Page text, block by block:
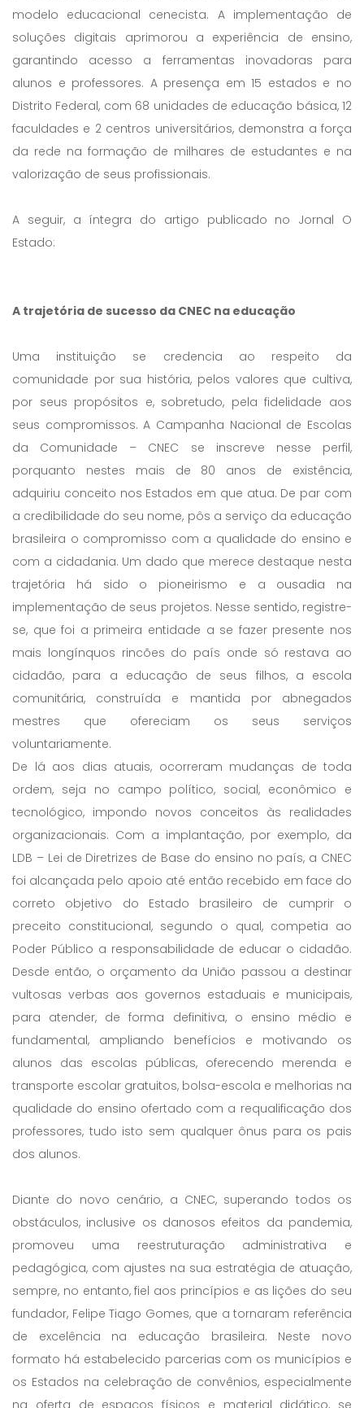
modelo educacional cenecista. A implementação de
soluções digitais aprimorou a experiência de ensino,
garantindo acesso a ferramentas inovadoras para
alunos e professores. A presença em 15 estados e no
Distrito Federal, com 68 unidades de educação básica, 12
faculdades e 2 centros universitários, demonstra a força
da rede na formação de milhares de estudantes e na
valorização de seus profissionais.
A seguir, a íntegra do artigo publicado no Jornal O
Estado:
A trajetória de sucesso da CNEC na educação
Uma instituição se credencia ao respeito da
comunidade por sua história, pelos valores que cultiva,
por seus propósitos e, sobretudo, pela fidelidade aos
seus compromissos. A Campanha Nacional de Escolas
da Comunidade – CNEC se inscreve nesse perfil,
porquanto nestes mais de 80 anos de existência,
adquiriu conceito nos Estados em que atua. De par com
a credibilidade do seu nome, pôs a serviço da educação
brasileira o compromisso com a qualidade do ensino e
com a cidadania. Um dado que merece destaque nesta
trajetória há sido o pioneirismo e a ousadia na
implementação de seus projetos. Nesse sentido, registre-
se, que foi a primeira entidade a se fazer presente nos
mais longínquos rincões do país onde só restava ao
cidadão, para a educação de seus filhos, a escola
comunitária, construída e mantida por abnegados
mestres que ofereciam os seus serviços
voluntariamente.
De lá aos dias atuais, ocorreram mudanças de toda
ordem, seja no campo político, social, econômico e
tecnológico, impondo novos conceitos às realidades
organizacionais. Com a implantação, por exemplo, da
LDB – Lei de Diretrizes de Base do ensino no país, a CNEC
foi alcançada pelo apoio até então recebido em face do
correto objetivo do Estado brasileiro de cumprir o
preceito constitucional, segundo o qual, competia ao
Poder Público a responsabilidade de educar o cidadão.
Desde então, o orçamento da União passou a destinar
vultosas verbas aos governos estaduais e municipais,
para atender, de forma definitiva, o ensino médio e
fundamental, ampliando benefícios e motivando os
alunos das escolas públicas, oferecendo merenda e
transporte escolar gratuitos, bolsa-escola e melhorias na
qualidade do ensino ofertado com a requalificação dos
professores, tudo isto sem qualquer ônus para os pais
dos alunos.
Diante do novo cenário, a CNEC, superando todos os
obstáculos, inclusive os danosos efeitos da pandemia,
promoveu uma reestruturação administrativa e
pedagógica, com ajustes na sua estratégia de atuação,
sempre, no entanto, fiel aos princípios e as lições do seu
fundador, Felipe Tiago Gomes, que a tornaram referência
de excelência na educação brasileira. Neste novo
formato há estabelecido parcerias com os municípios e
os Estados na celebração de convênios, especialmente
na oferta de espaços físicos e material didático, se